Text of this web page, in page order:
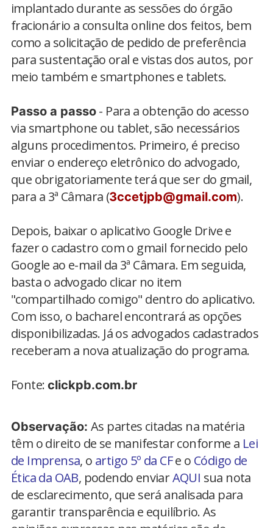
implantado durante as sessões do órgão
fracionário a consulta online dos feitos, bem
como a solicitação de pedido de preferência
para sustentação oral e vistas dos autos, por
meio também e smartphones e tablets.
Passo a passo - Para a obtenção do acesso
via smartphone ou tablet, são necessários
alguns procedimentos. Primeiro, é preciso
enviar o endereço eletrônico do advogado,
que obrigatoriamente terá que ser do gmail,
para a 3ª Câmara (3ccetjpb@gmail.com).
Depois, baixar o aplicativo Google Drive e
fazer o cadastro com o gmail fornecido pelo
Google ao e-mail da 3ª Câmara. Em seguida,
basta o advogado clicar no item
"compartilhado comigo" dentro do aplicativo.
Com isso, o bacharel encontrará as opções
disponibilizadas. Já os advogados cadastrados
receberam a nova atualização do programa.
Fonte: clickpb.com.br
Observação: As partes citadas na matéria
têm o direito de se manifestar conforme a Lei
de Imprensa, o artigo 5º da CFe o Código de
Ética da OAB, podendo enviarAQUI sua nota
de esclarecimento, que será analisada para
garantir transparência e equilíbrio. As